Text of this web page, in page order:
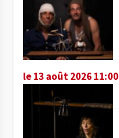
le 13 août 2026 11:00